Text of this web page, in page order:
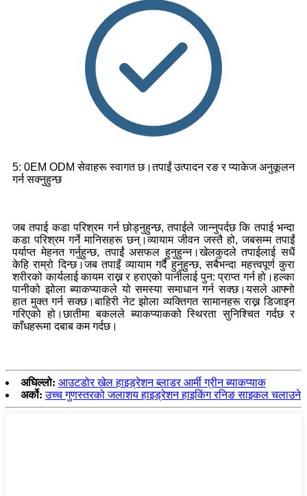
5: 0EM ODM सेवाहरू स्वागत छ।तपाईं उत्पादन रङ र प्याकेज अनुकूलन
गर्न सक्नुहुन्छ
जब तपाई कडा परिश्रम गर्न छोड्नुहुन्छ, तपाईले जान्नुपर्दछ कि तपाई भन्दा
कडा परिश्रम गर्ने मानिसहरू छन्।व्यायाम जीवन जस्तै हो, जबसम्म तपाईं
पर्याप्त मेहनत गर्नुहुन्छ, तपाईं असफल हुनुहुन्न।खेलकुदले तपाईलाई सधैं
केहि राम्रो दिन्छ।जब तपाइँ व्यायाम गर्दै हुनुहुन्छ, सबैभन्दा महत्त्वपूर्ण कुरा
शरीरको कार्यलाई कायम राख्न र हराएको पानीलाई पुन: प्राप्त गर्न हो।हल्का
पानीको झोला ब्याकप्याकले यो समस्या समाधान गर्न सक्छ।यसले आफ्नो
हात मुक्त गर्न सक्छ।बाहिरी नेट झोला व्यक्तिगत सामानहरू राख्न डिजाइन
गरिएको हो।छातीमा बकलले ब्याकप्याकको स्थिरता सुनिश्चित गर्दछ र
काँधहरूमा दबाब कम गर्दछ।
अघिल्लो: आउटडोर खेल हाइड्रेशन ब्लाडर आर्मी ग्रीन ब्याकप्याक
अर्को: उच्च गुणस्तरको जलाशय हाइड्रेशन हाइकिंग रनिङ साइकल चलाउने